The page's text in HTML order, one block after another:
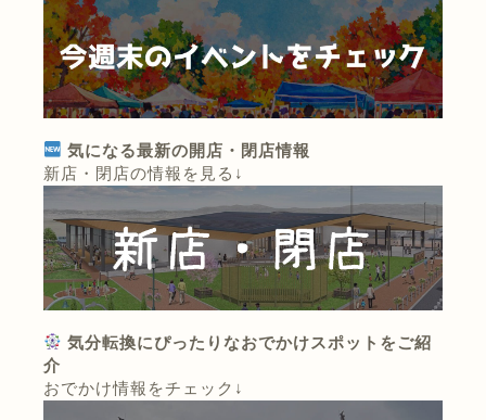
気になる最新の開店・閉店情報
新店・閉店の情報を見る↓
気分転換にぴったりなおでかけスポットをご紹
介
おでかけ情報をチェック↓